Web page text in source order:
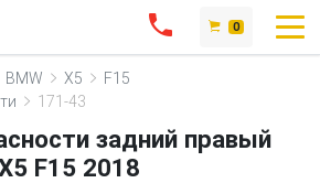
0
BMW X5
F15
171-43
задний правый
F15 2018